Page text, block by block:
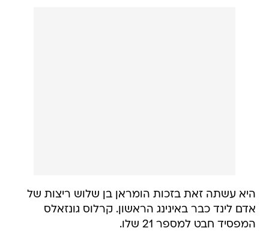
היא עשתה זאת בזכות הומראן בן שלוש ריצות של
אדם לינד כבר באינינג הראשון. קרלוס גונזאלס
המפסיד חבט למספר 21 שלו.